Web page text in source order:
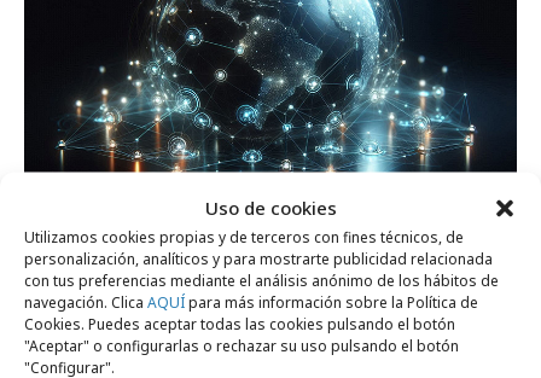
Uso de cookies
Utilizamos cookies propias y de terceros con fines técnicos, de
personalización, analíticos y para mostrarte publicidad relacionada
con tus preferencias mediante el análisis anónimo de los hábitos de
navegación. Clica AQUÍpara más información sobre la Política de
Cookies. Puedes aceptar todas las cookies pulsando el botón
"Aceptar" o configurarlas o rechazar su uso pulsando el botón
"Configurar".
jueves, 11 de junio 2026
El principal motor de crecimiento de las
marcas es la verdad